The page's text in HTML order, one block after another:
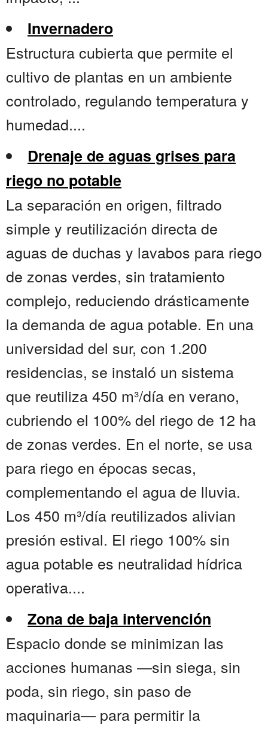
Invernadero
Estructura cubierta que permite el
cultivo de plantas en un ambiente
controlado, regulando temperatura y
humedad....
Drenaje de aguas grises para
riego no potable
La separación en origen, filtrado
simple y reutilización directa de
aguas de duchas y lavabos para riego
de zonas verdes, sin tratamiento
complejo, reduciendo drásticamente
la demanda de agua potable. En una
universidad del sur, con 1.200
residencias, se instaló un sistema
que reutiliza 450 m³/día en verano,
cubriendo el 100% del riego de 12 ha
de zonas verdes. En el norte, se usa
para riego en épocas secas,
complementando el agua de lluvia.
Los 450 m³/día reutilizados alivian
presión estival. El riego 100% sin
agua potable es neutralidad hídrica
operativa....
Zona de baja intervención
Espacio donde se minimizan las
acciones humanas —sin siega, sin
poda, sin riego, sin paso de
maquinaria— para permitir la